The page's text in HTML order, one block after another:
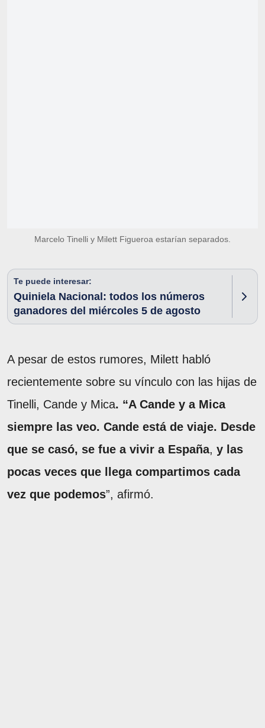
Marcelo Tinelli y Milett Figueroa estarían separados.
Te puede interesar:
Quiniela Nacional: todos los números
ganadores del miércoles 5 de agosto
A pesar de estos rumores, Milett habló
recientemente sobre su vínculo con las hijas de
Tinelli, Cande y Mica. “A Cande y a Mica
siempre las veo. Cande está de viaje. Desde
que se casó, se fue a vivir a España, y las
pocas veces que llega compartimos cada
vez que podemos”, afirmó.